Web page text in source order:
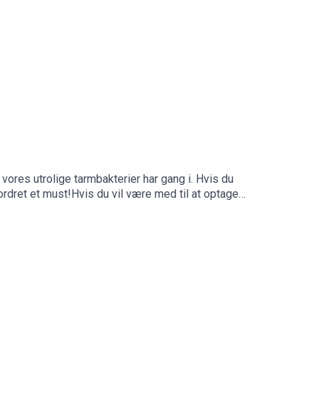
utrolige tarmbakterier har gang i. Hvis du
et must!Hvis du vil være med til at optage
kan også tjekke vores webshop:
on live bacteria in partially processed
Estimates for the Number of Human and
for long-term monitoring of gut microbial